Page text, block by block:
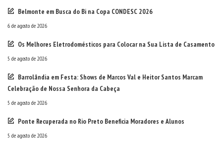
Belmonte em Busca do Bi na Copa CONDESC 2026
6 de agosto de 2026
Os Melhores Eletrodomésticos para Colocar na Sua Lista de Casamento
5 de agosto de 2026
Barrolândia em Festa: Shows de Marcos Val e Heitor Santos Marcam
Celebração de Nossa Senhora da Cabeça
5 de agosto de 2026
Ponte Recuperada no Rio Preto Beneficia Moradores e Alunos
5 de agosto de 2026